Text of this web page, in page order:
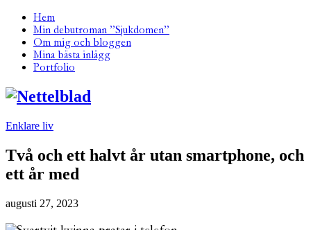
Hem
Min debutroman ”Sjukdomen”
Om mig och bloggen
Mina bästa inlägg
Portfolio
Enklare liv
Två och ett halvt år utan smartphone, och
ett år med
augusti 27, 2023